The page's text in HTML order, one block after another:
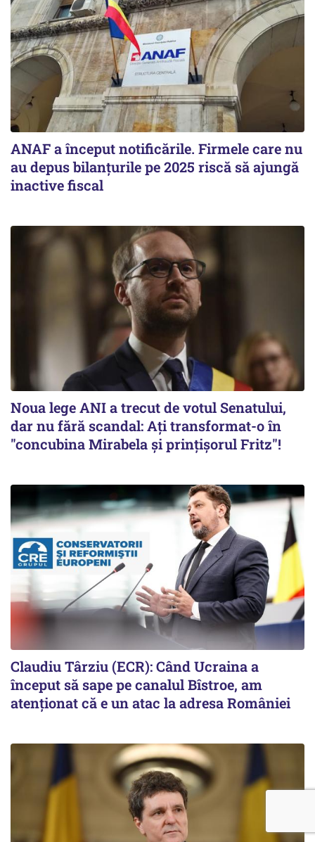
ANAF a început notificările. Firmele care nu
au depus bilanțurile pe 2025 riscă să ajungă
inactive fiscal
Noua lege ANI a trecut de votul Senatului,
dar nu fără scandal: Ați transformat-o în
"concubina Mirabela şi prinţişorul Fritz"!
Claudiu Târziu (ECR): Când Ucraina a
început să sape pe canalul Bîstroe, am
atenționat că e un atac la adresa României